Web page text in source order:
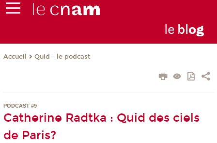
le blog
Accueil Quid - le podcast
PODCAST #9
Catherine Radtka : Quid des ciels
de Paris?